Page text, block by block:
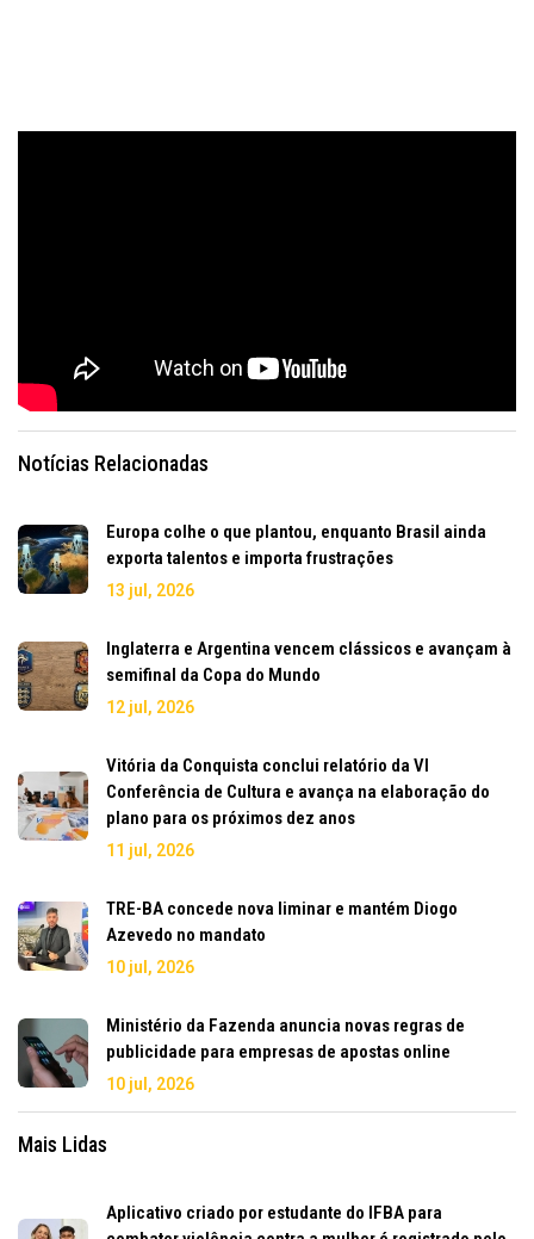
Notícias Relacionadas
Europa colhe o que plantou, enquanto Brasil ainda
exporta talentos e importa frustrações
13 jul, 2026
Inglaterra e Argentina vencem clássicos e avançam à
semifinal da Copa do Mundo
12 jul, 2026
Vitória da Conquista conclui relatório da VI
Conferência de Cultura e avança na elaboração do
plano para os próximos dez anos
11 jul, 2026
TRE-BA concede nova liminar e mantém Diogo
Azevedo no mandato
10 jul, 2026
Ministério da Fazenda anuncia novas regras de
publicidade para empresas de apostas online
10 jul, 2026
Mais Lidas
Aplicativo criado por estudante do IFBA para